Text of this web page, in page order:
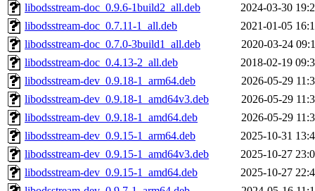
libodsstream-doc_0.9.6-1build2_all.deb
2024-03-30
libodsstream-doc_0.7.11-1_all.deb
2021-01-05
libodsstream-doc_0.7.0-3build1_all.deb
2020-03-24
libodsstream-doc_0.4.13-2_all.deb
2018-02-19
libodsstream-dev_0.9.18-1_arm64.deb
2026-05-29
libodsstream-dev_0.9.18-1_amd64v3.deb
2026-05-29
libodsstream-dev_0.9.18-1_amd64.deb
2026-05-29
libodsstream-dev_0.9.15-1_arm64.deb
2025-10-31
libodsstream-dev_0.9.15-1_amd64v3.deb
2025-10-27
libodsstream-dev_0.9.15-1_amd64.deb
2025-10-27